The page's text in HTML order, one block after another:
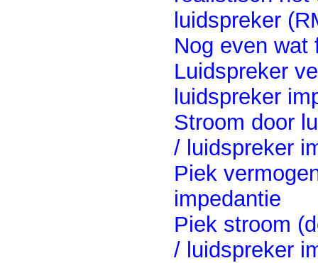
luidspreker
Nog even wat
Luidspreker
luidspreker
Stroom door
/ luidspreker
Piek
impedantie
Piek stroom
/ luidspreker